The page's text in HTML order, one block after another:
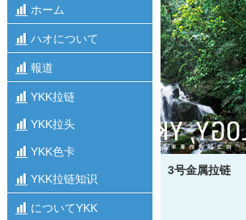
ホーム
ハオについて
報道
YKK拉链
YKK拉头
YKK色卡
YKK拉链知识
についてYKK
3号金属拉链